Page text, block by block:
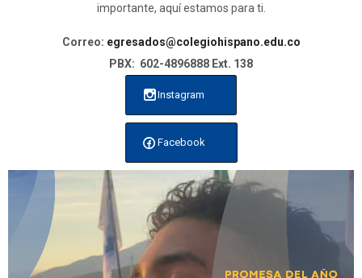
importante, aquí estamos para ti.
Correo: egresados@colegiohispano.edu.co
PBX: 602-4896888 Ext. 138
Instagram
Facebook